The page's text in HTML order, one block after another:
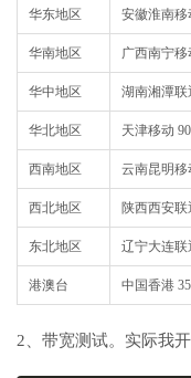
华东地区 安徽淮南移
华南地区 广西南宁移
华中地区 湖南湘潭联
华北地区 天津移动
西南地区 云南昆明移
西北地区 陕西西安联
东北地区 辽宁大连联
港澳台 中国香港
2、带宽测试。实际我